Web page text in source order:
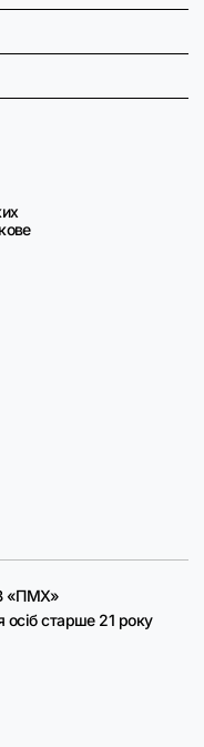
«ПМХ»
осіб старше 21 року